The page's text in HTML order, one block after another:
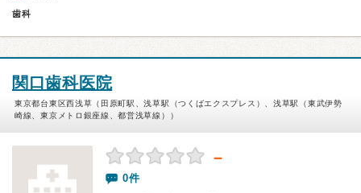
歯科
関口歯科医院
東京都台東区西浅草（田原町駅、浅草駅（つくばエクスプレス）、浅草駅（東武伊勢
崎線、東京メトロ銀座線、都営浅草線））
－
0件